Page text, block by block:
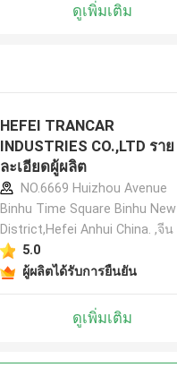
ดูเพิ่มเติม
HEFEI TRANCAR
INDUSTRIES CO.,LTD ราย
ละเอียดผู้ผลิต
NO.6669 Huizhou Avenue
Binhu Time Square Binhu New
District,Hefei Anhui China. ,จีน
5.0
ผู้ผลิตได้รับการยืนยัน
ดูเพิ่มเติม